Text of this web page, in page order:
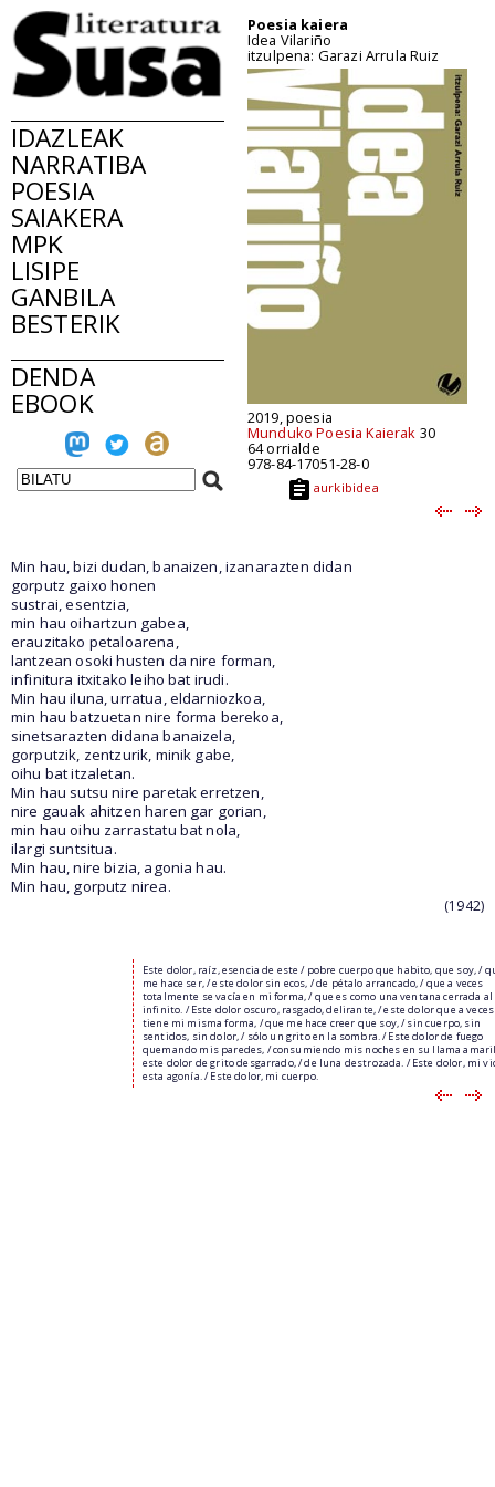
IDAZLEAK
NARRATIBA
POESIA
SAIAKERA
MPK
LISIPE
GANBILA
BESTERIK
DENDA
EBOOK
Poesia kaiera
Idea Vilariño
itzulpena: Garazi Arrula Ruiz
2019, poesia
Munduko Poesia Kaierak 30
64 orrialde
978-84-17051-28-0
aurkibidea
Min hau, bizi dudan, banaizen, izanarazten didan
gorputz gaixo honen
sustrai, esentzia,
min hau oihartzun gabea,
erauzitako petaloarena,
lantzean osoki husten da nire forman,
infinitura itxitako leiho bat irudi.
Min hau iluna, urratua, eldarniozkoa,
min hau batzuetan nire forma berekoa,
sinetsarazten didana banaizela,
gorputzik, zentzurik, minik gabe,
oihu bat itzaletan.
Min hau sutsu nire paretak erretzen,
nire gauak ahitzen haren gar gorian,
min hau oihu zarrastatu bat nola,
ilargi suntsitua.
Min hau, nire bizia, agonia hau.
Min hau, gorputz nirea.
(1942)
Este dolor, raíz, esencia de este / pobre cuerpo que habito, que soy, /
me hace ser, / este dolor sin ecos, / de pétalo arrancado, / que a veces
totalmente se vacía en mi forma, / que es como una ventana cerrada al
infinito. / Este dolor oscuro, rasgado, delirante, / este dolor que a veces
tiene mi misma forma, / que me hace creer que soy, / sin cuerpo, sin
sentidos, sin dolor, / sólo un grito en la sombra. / Este dolor de fuego
quemando mis paredes, / consumiendo mis noches en su llama
este dolor de grito desgarrado, / de luna destrozada. / Este dolor, mi
esta agonía. / Este dolor, mi cuerpo.